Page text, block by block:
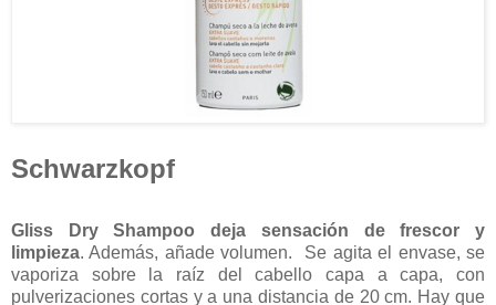
Schwarzkopf
Gliss Dry Shampoo deja sensación de frescor y
limpieza. Además, añade volumen. Se agita el envase, se
vaporiza sobre la raíz del cabello capa a capa, con
pulverizaciones cortas y a una distancia de 20 cm. Hay que